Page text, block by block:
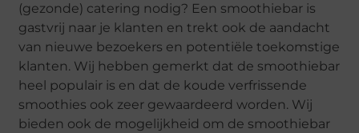
(gezonde) catering nodig? Een smoothiebar is
gastvrij naar je klanten en trekt ook de aandacht
van nieuwe bezoekers en potentiële toekomstige
klanten. Wij hebben gemerkt dat de smoothiebar
heel populair is en dat de koude verfrissende
smoothies ook zeer gewaardeerd worden. Wij
bieden ook de mogelijkheid om de smoothiebar